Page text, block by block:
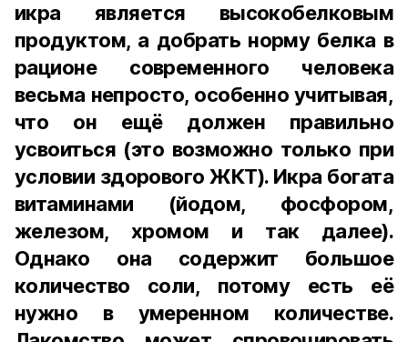
икра является высокобелковым
продуктом, а добрать норму белка в
рационе современного человека
весьма непросто, особенно учитывая,
что он ещё должен правильно
усвоиться (это возможно только при
условии здорового ЖКТ). Икра богата
витаминами (йодом, фосфором,
железом, хромом и так далее).
Однако она содержит большое
количество соли, потому есть её
нужно в умеренном количестве.